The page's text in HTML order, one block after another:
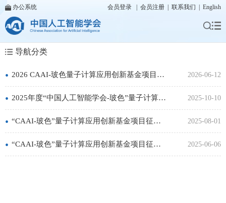
办公系统 会员登录 会员注册 联系我们 English
导航分类
• 2026 CAAI-玻色量子计算应用创新基金项目征集通知（征集已截止） 2026-06-12
• 2025年度“中国人工智能学会-玻色”量子计算应用创新基金入选名单公示 2025-10-10
• “CAAI-玻色”量子计算应用创新基金项目征集延期至8月31日 2025-08-01
• “CAAI-玻色”量子计算应用创新基金项目征集通知 2025-06-06